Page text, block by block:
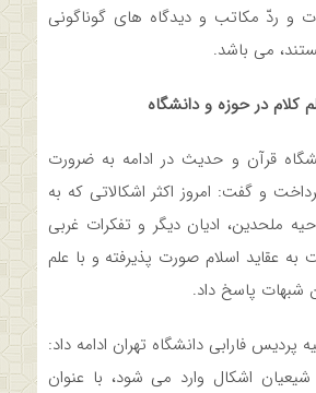
و ردّ مکاتب و دیدگاه های گوناگونی
می باشد.
کلام در حوزه و دانشگاه
قرآن و حدیث در ادامه به ضرورت
و گفت: امروز اکثر اشکالاتی که به
ملحدین، ادیان دیگر و تفکرات غربی
عقاید اسلام صورت پذیرفته و با علم
شبهات پاسخ داد.
پردیس فارابی دانشگاه تهران ادامه داد:
شیعیان اشکال وارد می شود، با عنوان